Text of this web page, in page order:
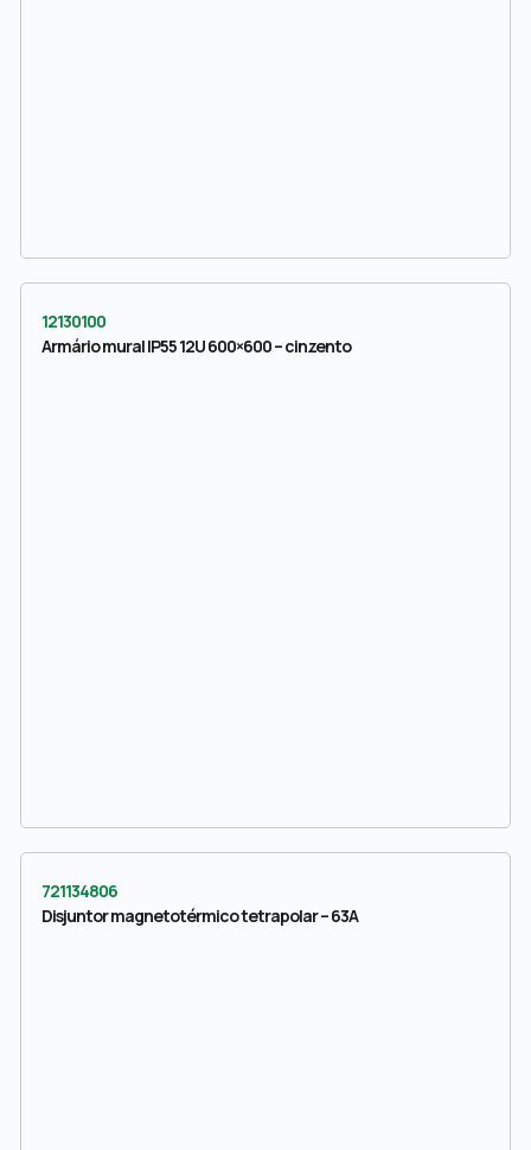
12130100
Armário mural IP55 12U 600×600 – cinzento
721134806
Disjuntor magnetotérmico tetrapolar – 63A